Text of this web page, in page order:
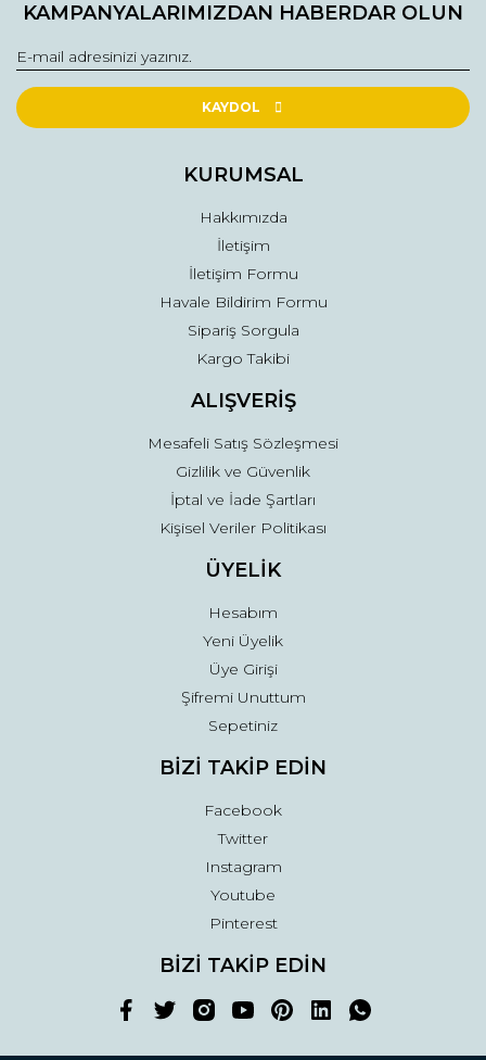
Görüş ve önerileriniz için teşekkür ederiz.
Ürün resmi kalitesiz, bozuk veya görüntülenemiyor.
Ürün açıklamasında eksik bilgiler bulunuyor.
Ürün fiyatı diğer sitelerden daha pahalı.
Gönder
KAMPANYALARIMIZDAN HABERDAR OLUN
KAYDOL
KURUMSAL
Hakkımızda
İletişim
İletişim Formu
Havale Bildirim Formu
Sipariş Sorgula
Kargo Takibi
ALIŞVERİŞ
Mesafeli Satış Sözleşmesi
Gizlilik ve Güvenlik
İptal ve İade Şartları
Kişisel Veriler Politikası
ÜYELİK
Hesabım
Yeni Üyelik
Üye Girişi
Şifremi Unuttum
Sepetiniz
BİZİ TAKİP EDİN
Facebook
Twitter
Instagram
Youtube
Pinterest
BİZİ TAKİP EDİN